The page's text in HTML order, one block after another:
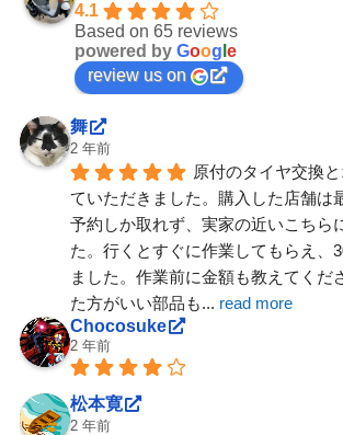
4.1
Based on 65 reviews
powered by Goog e
review us on
舞
2 年前
原付のタイヤ交換
ていただきました。購入した店舗は
予約しか取れず、実家の近いこちら
た。行くとすぐに作業してもらえ、
ました。作業前に金額も教えてくだ
た方がいい部品も... read more
Chocosuke
2 年前
松本寛
2 年前